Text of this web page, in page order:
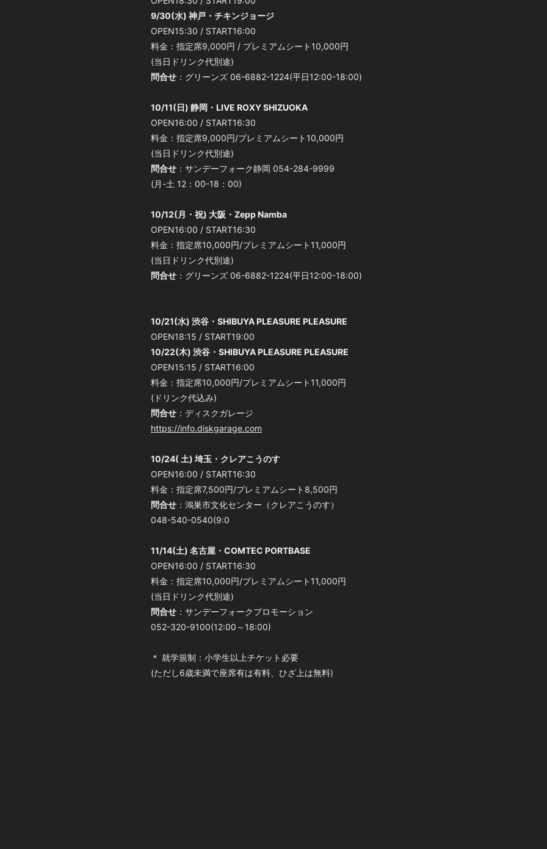
9/30(水) 神戸・チキンジョージ
OPEN15:30 / START16:00
料金：指定席9,000円 / プレミアムシート10,000円
(当日ドリンク代別途)
問合せ ：グリーンズ 06-6882-1224(平日12:00-18:00)
10/11(日) 静岡・LIVE ROXY SHIZUOKA
OPEN16:00 / START16:30
料金：指定席9,000円/プレミアムシート10,000円
(当日ドリンク代別途)
問合せ ：サンデーフォーク静岡 054-284-9999
(月-土 12：00-18：00)
10/12(月・祝) 大阪・Zepp Namba
OPEN16:00 / START16:30
料金：指定席10,000円/プレミアムシート11,000円
(当日ドリンク代別途)
問合せ ：グリーンズ 06-6882-1224(平日12:00-18:00)
10/21(水) 渋谷・SHIBUYA PLEASURE PLEASURE
OPEN18:15 / START19:00
10/22(木) 渋谷・SHIBUYA PLEASURE PLEASURE
OPEN15:15 / START16:00
料金：指定席10,000円/プレミアムシート11,000円
(ドリンク代込み)
問合せ ：ディスクガレージ
https://info.diskgarage.com
10/24( 土) 埼玉・クレアこうのす
OPEN16:00 / START16:30
料金：指定席7,500円/プレミアムシート8,500円
問合せ ：鴻巣市文化センター（クレアこうのす）
048-540-0540(9:0
11/14(土) 名古屋・COMTEC PORTBASE
OPEN16:00 / START16:30
料金：指定席10,000円/プレミアムシート11,000円
(当日ドリンク代別途)
問合せ ：サンデーフォークプロモーション
052-320-9100(12:00～18:00)
＊ 就学規制：小学生以上チケット必要
(ただし6歳未満で座席有は有料、ひざ上は無料)